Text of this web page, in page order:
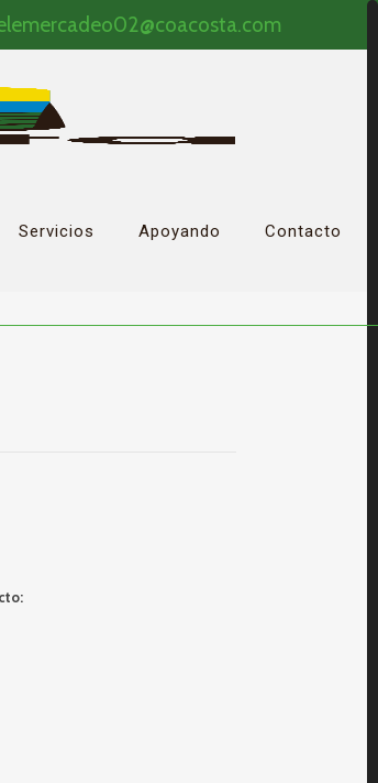
Servicios Apoyando Contacto